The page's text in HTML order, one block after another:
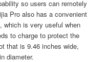
so users can remotely
Pro also has a convenient
which is very useful when
to charge to protect the
that is 9.46 inches wide,
diameter.